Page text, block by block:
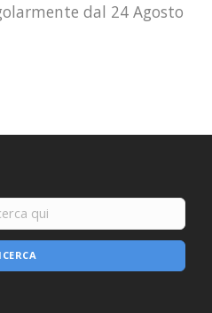
dal 24 Agosto